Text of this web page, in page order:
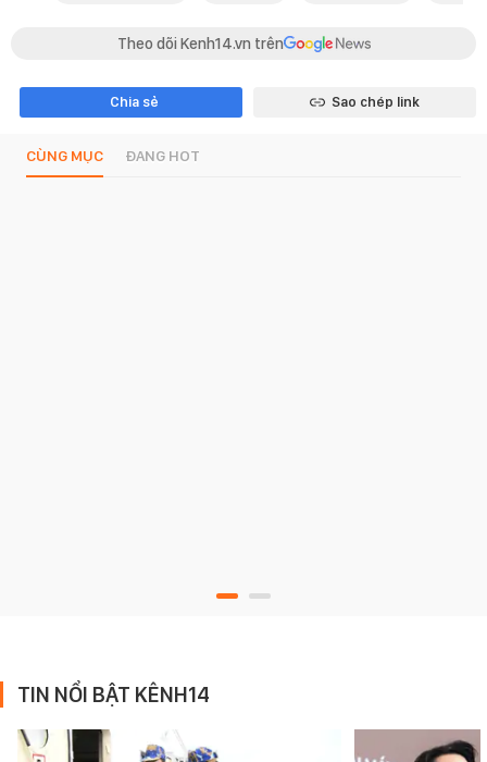
Theo dõi Kenh14.vn trên
Chia sẻ Sao chép link
CÙNG MỤC ĐANG HOT
TIN NỔI BẬT KÊNH14